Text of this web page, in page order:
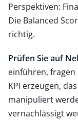
Perspektiven:
Die Balanced
richtig.
Prüfen Sie auf
einführen, fragen
KPI erzeugen,
manipuliert
vernachlässigt